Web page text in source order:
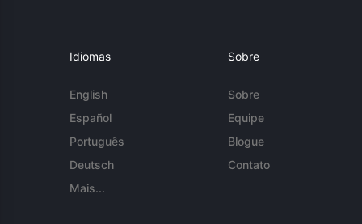
Idiomas
English
Español
Português
Deutsch
Mais...
Sobre
Sobre
Equipe
Blogue
Contato